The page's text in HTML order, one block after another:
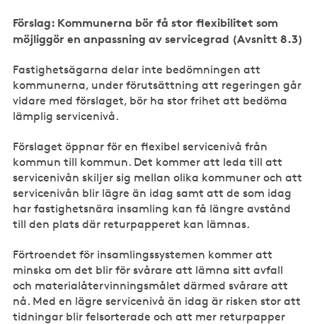
Förslag: Kommunerna bör få stor flexibilitet som
möjliggör en anpassning av servicegrad (Avsnitt 8.3)
Fastighetsägarna delar inte bedömningen att
kommunerna, under förutsättning att regeringen går
vidare med förslaget, bör ha stor frihet att bedöma
lämplig servicenivå.
Förslaget öppnar för en flexibel servicenivå från
kommun till kommun. Det kommer att leda till att
servicenivån skiljer sig mellan olika kommuner och att
servicenivån blir lägre än idag samt att de som idag
har fastighetsnära insamling kan få längre avstånd
till den plats där returpapperet kan lämnas.
Förtroendet för insamlingssystemen kommer att
minska om det blir för svårare att lämna sitt avfall
och materialåtervinningsmålet därmed svårare att
nå. Med en lägre servicenivå än idag är risken stor att
tidningar blir felsorterade och att mer returpapper